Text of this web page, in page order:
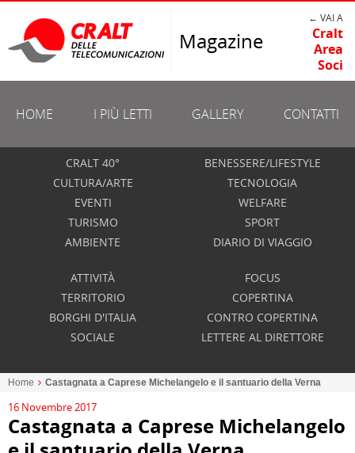
Magazine
← VAI A
Cralt
Area
Soci
HOME I PIÙ LETTI GALLERY CONTATTI
CRALT 40°
CULTURA/ARTE
EVENTI
TURISMO
AMBIENTE
BENESSERE/LIFESTYLE
TECNOLOGIA
WELFARE
SPORT
DIARIO DI VIAGGIO
ATTIVITÀ
TERRITORIO
BORGHI D'ITALIA
SOCIALE
FOCUS
COPERTINA
CONTRO COPERTINA
LETTERE AL DIRETTORE
Home Castagnata a Caprese Michelangelo e il santuario della Verna
16 Novembre 2017
Castagnata a Caprese Michelangelo